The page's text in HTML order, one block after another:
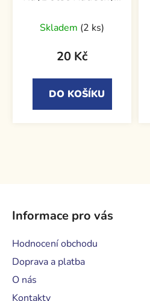
Skladem (2 ks)
20 Kč
DO KOŠÍKU
Informace pro vás
Hodnocení obchodu
Doprava a platba
O nás
Kontakty